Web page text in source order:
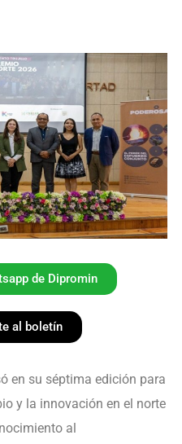
de Dipromin
al boletín
en su séptima edición para
y la innovación en el norte
al